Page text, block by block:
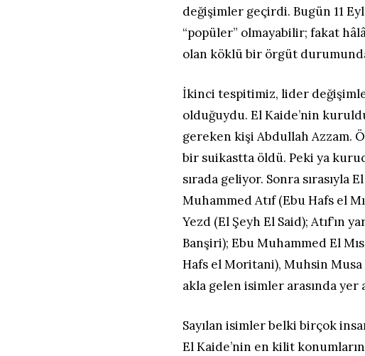
değişimler geçirdi. Bugün 11
“popüler” olmayabilir; fakat
olan köklü bir örgüt
İkinci tespitimiz, lider
olduğuydu. El Kaide’nin
gereken kişi Abdullah Azzam.
bir suikastta öldü. Peki ya
sırada geliyor. Sonra sırasıyla
Muhammed Atıf (Ebu Hafs el
Yezd (El Şeyh El Said); Atıf’ın
Banşiri); Ebu Muhammed El
Hafs el Moritani), Muhsin
akla gelen isimler arasında yer
Sayılan isimler belki birçok
El Kaide’nin en kilit